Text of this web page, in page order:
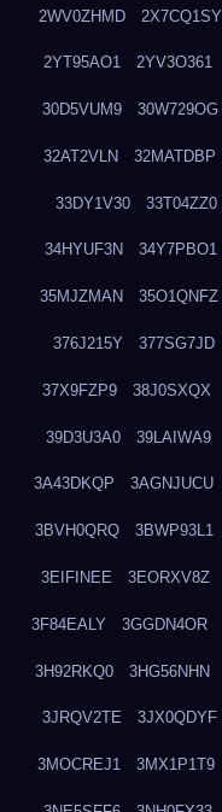
2WV0ZHMD 2X7CQ1SY
2YT95AO1 2YV3O361
30D5VUM9 30W729OG
32AT2VLN 32MATDBP
33DY1V30 33T04ZZ0
34HYUF3N 34Y7PBO1
35MJZMAN 35O1QNFZ
376J215Y 377SG7JD
37X9FZP9 38J0SXQX
39D3U3A0 39LAIWA9
3A43DKQP 3AGNJUCU
3BVH0QRQ 3BWP93L1
3EIFINEE 3EORXV8Z
3F84EALY 3GGDN4OR
3H92RKQ0 3HG56NHN
3JRQV2TE 3JX0QDYF
3MOCREJ1 3MX1P1T9